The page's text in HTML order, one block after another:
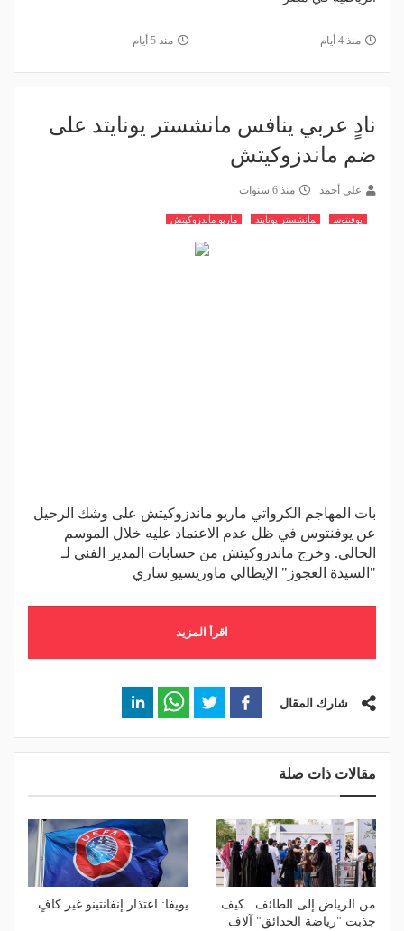
منذ 4 أيام منذ 5 أيام
نادٍ عربي ينافس مانشستر يونايتد على
ضم ماندزوكيتش
علي أحمد منذ 6 سنوات
يوفنتوس مانشستر يونايتد ماريو ماندزوكيتش
بات المهاجم الكرواتي ماريو ماندزوكيتش على وشك الرحيل
عن يوفنتوس في ظل عدم الاعتماد عليه خلال الموسم
الحالي. وخرج ماندزوكيتش من حسابات المدير الفني لـ
"السيدة العجوز" الإيطالي ماوريسيو ساري
اقرأ المزيد
شارك المقال
مقالات ذات صلة
من الرياض إلى الطائف.. كيف
جذبت "رياضة الحدائق" آلاف
يويفا: اعتذار إنفانتينو غير كافٍ